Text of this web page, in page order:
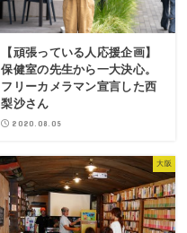
【頑張っている人応援企画】
保健室の先生から一大決心。
フリーカメラマン宣言した西
梨沙さん
2020.08.05
大阪